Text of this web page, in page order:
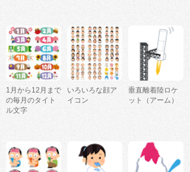
1月から12月まで
の毎月のタイト
ル文字
いろいろな顔ア
イコン
垂直離着陸ロケ
ット（アーム）